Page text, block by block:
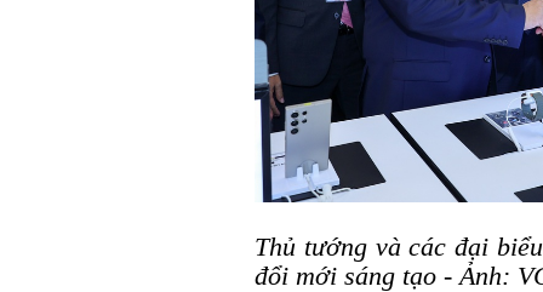
Thủ tướng và các đại
đổi mới sáng tạo - Ảnh: